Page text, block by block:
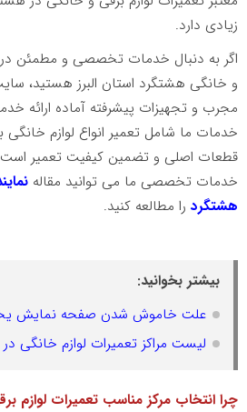
زیادی دارد.
اگر به دنبال خدمات تخصصی و مطمئن در
و خانگی هشتگرد استان البرز هستید،
مجرب و تجهیزات پیشرفته آماده ارائه
خدمات ما شامل تعمیر انواع لوازم خانگی
قطعات اصلی و تضمین کیفیت تعمیر است.
خدمات تخصصی ما می توانید مقاله
هشتگرد را مطالعه کنید.
بیشتر بخوانید:
علت خاموش شدن صفحه نمایش
لیست مراکز تعمیرات لوازم خانگی
چرا انتخاب مرکز مناسب تعمیرات لوازم